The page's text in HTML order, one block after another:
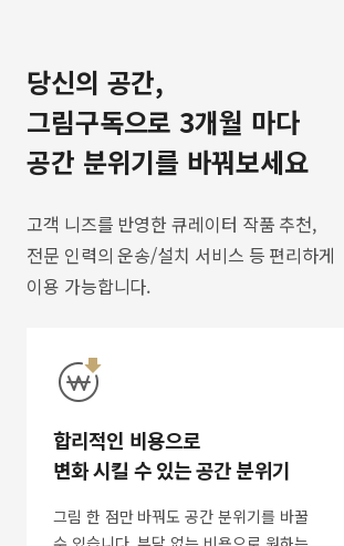
당신의 공간,
그림구독으로 3개월 마다
공간 분위기를 바꿔보세요
고객 니즈를 반영한 큐레이터 작품 추천,
전문 인력의 운송/설치 서비스 등 편리하게
이용 가능합니다.
합리적인 비용으로
변화 시킬 수 있는 공간 분위기
그림 한 점만 바꿔도 공간 분위기를 바꿀